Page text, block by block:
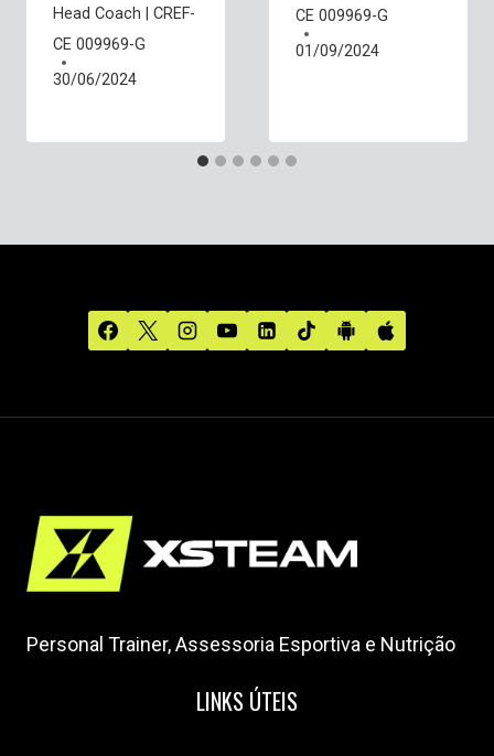
Head Coach | CREF-
CE 009969-G
30/06/2024
CE 009969-G
01/09/2024
Personal Trainer, Assessoria Esportiva e Nutrição
LINKS ÚTEIS